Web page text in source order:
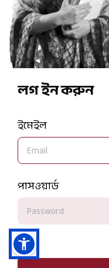
লগ ইন করুন
ইমেইল
পাসওয়ার্ড